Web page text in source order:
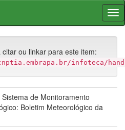
ou linkar para este item:
infoteca/
de Monitoramento
Boletim Meteorológico da